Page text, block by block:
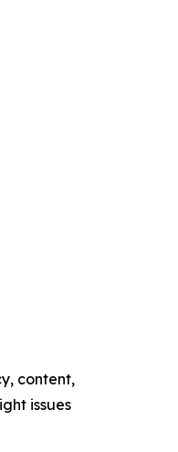
content,
issues